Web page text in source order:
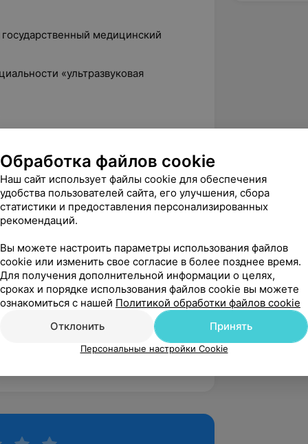
медицинский
«ультразвуковая
охрана плода и основы
и лечения
и гинекологии с курсом
испытаний по правилам GCP».
здоровья от менархе до
сохранения репродуктивного
пациентов с отягощенным
и пренатальной
в специальности:
матки и придатков».
Обработка файлов cookie
Наш сайт использует файлы cookie для обеспечения
удобства пользователей сайта, его улучшения, сбора
статистики и предоставления персонализированных
рекомендаций.
Вы можете настроить параметры использования файлов
cookie или изменить свое согласие в более позднее время.
Для получения дополнительной информации о целях,
сроках и порядке использования файлов cookie вы можете
ознакомиться с нашей Политикой обработки файлов cookie
Отклонить
Принять
Персональные настройки Cookie